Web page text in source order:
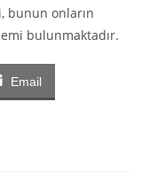
bunun onların
bulunmaktadır.
Email